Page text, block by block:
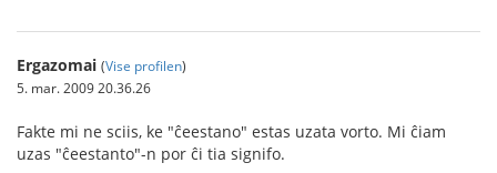
Ergazomai (Vise profilen)
5. mar. 2009 20.36.26
Fakte mi ne sciis, ke "ĉeestano" estas uzata vorto. Mi ĉiam
uzas "ĉeestanto"-n por ĉi tia signifo.